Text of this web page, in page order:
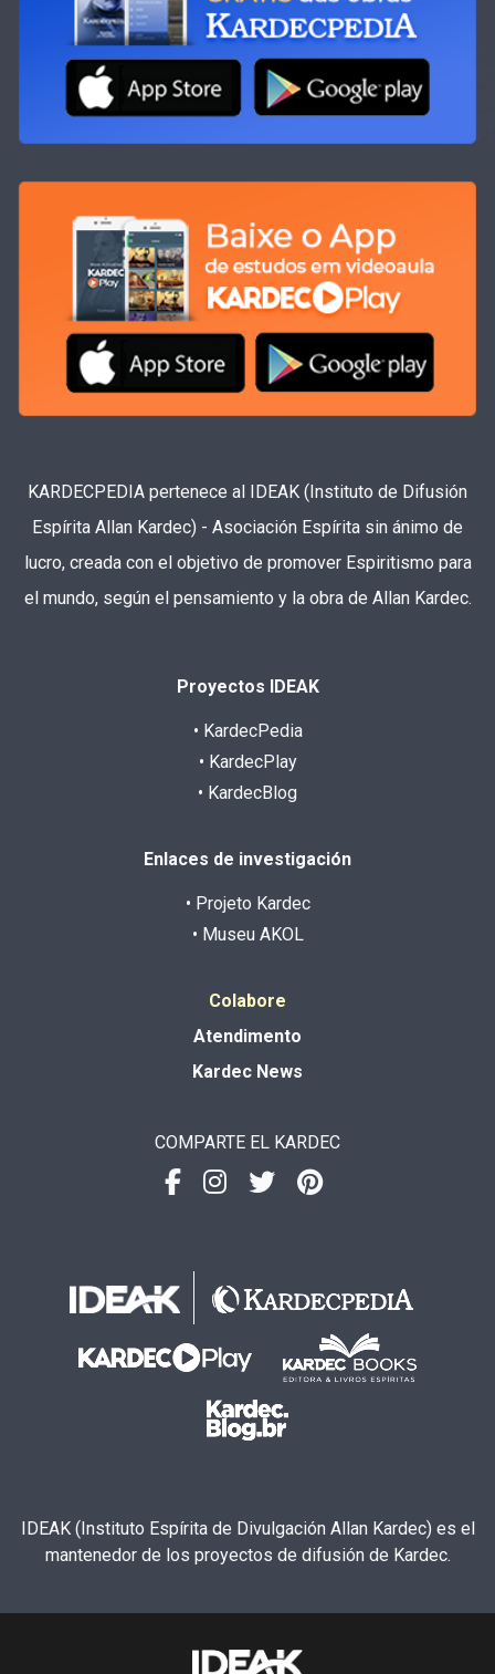
KARDECPEDIA pertenece al IDEAK (Instituto de Difusión
Espírita Allan Kardec) - Asociación Espírita sin ánimo de
lucro, creada con el objetivo de promover Espiritismo para
el mundo, según el pensamiento y la obra de Allan Kardec.
Proyectos IDEAK
• KardecPedia
• KardecPlay
• KardecBlog
Enlaces de investigación
• Projeto Kardec
• Museu AKOL
Colabore
Atendimento
Kardec News
COMPARTE EL KARDEC
IDEAK (Instituto Espírita de Divulgación Allan Kardec) es el
mantenedor de los proyectos de difusión de Kardec.